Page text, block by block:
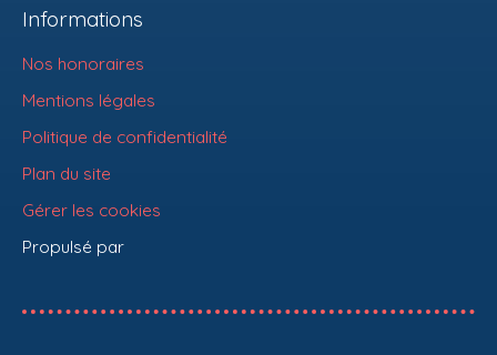
Informations
Nos honoraires
Mentions légales
Politique de confidentialité
Plan du site
Gérer les cookies
Propulsé par